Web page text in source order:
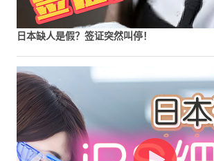
日本缺人是假？签证突然叫停！